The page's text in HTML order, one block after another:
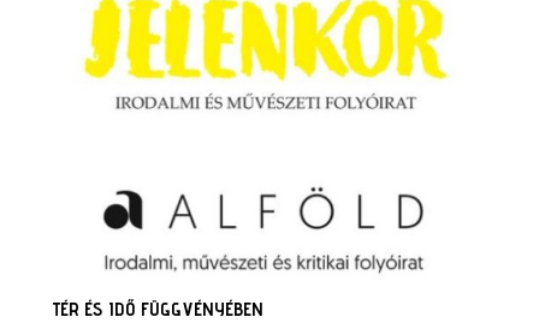
TÉR ÉS IDŐ FÜGGVÉNYÉBEN